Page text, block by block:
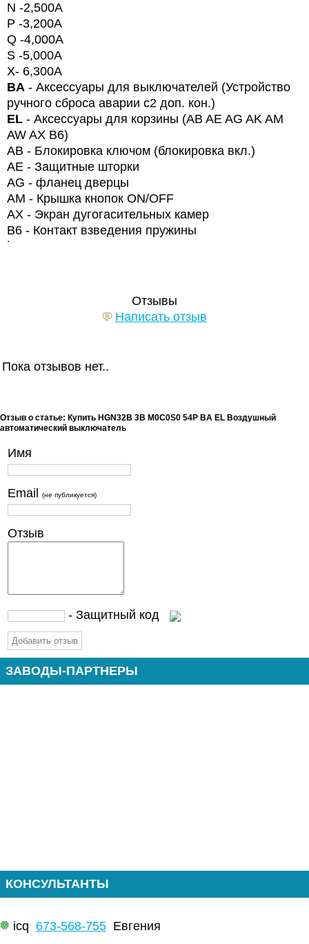
N -2,500A
P -3,200A
Q -4,000A
S -5,000A
X- 6,300A
BA - Аксессуары для выключателей (Устройство
ручного сброса аварии с2 доп. кон.)
EL - Аксессуары для корзины (AB AE AG AK AM
AW AX B6)
АВ - Блокировка ключом (блокировка вкл.)
АЕ - Защитные шторки
AG - фланец дверцы
AM - Крышка кнопок ON/OFF
AX - Экран дугогасительных камер
B6 - Контакт взведения пружины
˙
Отзывы
Написать отзыв
Пока отзывов нет..
Отзыв о статье: Купить HGN32B 3B M0C0S0 54P BA EL Воздушный
автоматический выключатель
Имя
Email (не публикуется)
Отзыв
- Защитный код
ЗАВОДЫ-ПАРТНЕРЫ
КОНСУЛЬТАНТЫ
icq 673-568-755 Евгения